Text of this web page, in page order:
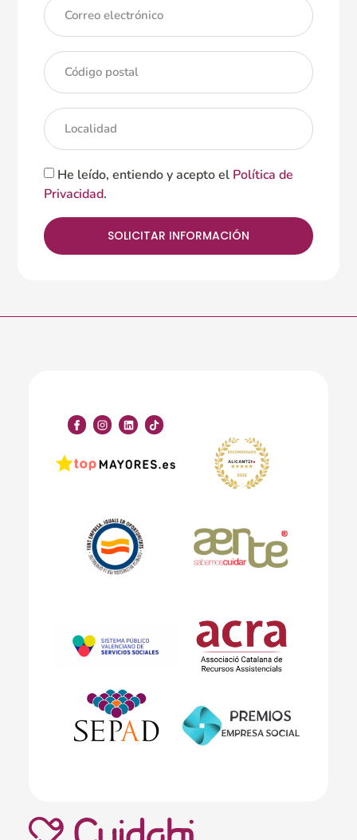
He leído, entiendo y acepto el Política de
Privacidad.
SOLICITAR INFORMACIÓN